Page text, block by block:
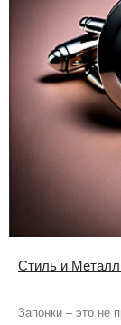
Стиль и
Запонки – это не